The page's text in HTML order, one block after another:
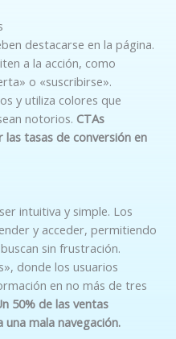
destacarse en la página.
a la acción, como
o «suscribirse».
y utiliza colores que
notorios. CTAs
tasas de conversión en
intuitiva y simple. Los
y acceder, permitiendo
sin frustración.
donde los usuarios
en no más de tres
50% de las ventas
mala navegación.